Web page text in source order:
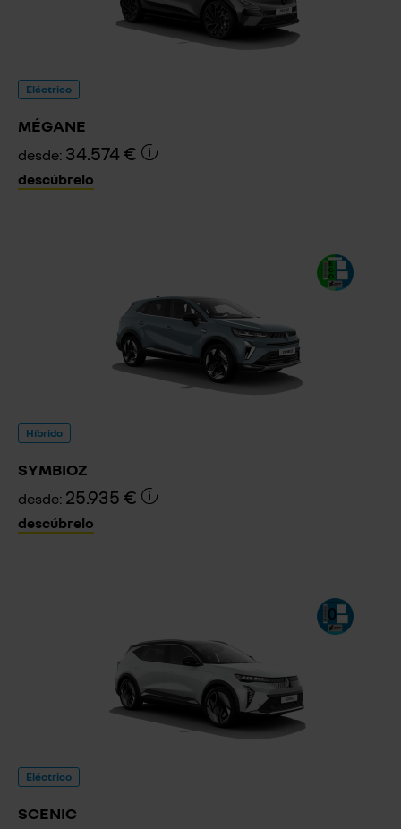
Eléctrico
MÉGANE
desde: 34.574 €
descúbrelo
Híbrido
SYMBIOZ
desde: 25.935 €
descúbrelo
Eléctrico
SCENIC